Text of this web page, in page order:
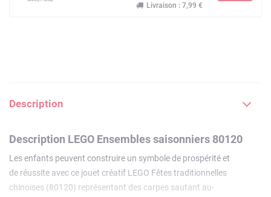
Livraison : 7,99 €
Description
Description LEGO Ensembles saisonniers 80120
Les enfants peuvent construire un symbole de prospérité et
de réussite avec ce jouet créatif LEGO Fêtes traditionnelles
chinoises (80120) représentant des carpes sautant au-